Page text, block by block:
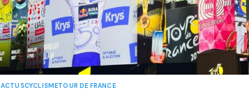
ACTUSCYCLISMETOUR DE FRANCE